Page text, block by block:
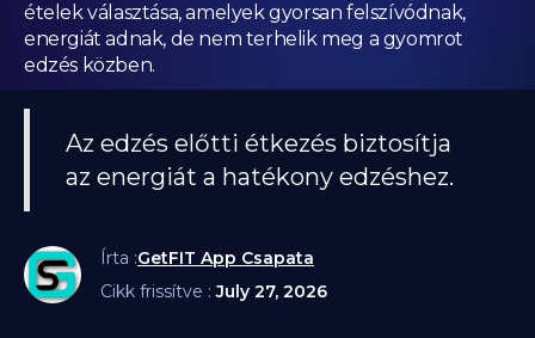
ételek választása, amelyek gyorsan felszívódnak,
energiát adnak, de nem terhelik meg a gyomrot
edzés közben.
Az edzés előtti étkezés biztosítja
az energiát a hatékony edzéshez.
Írta :GetFIT App Csapata
Cikk frissítve :July 27, 2026